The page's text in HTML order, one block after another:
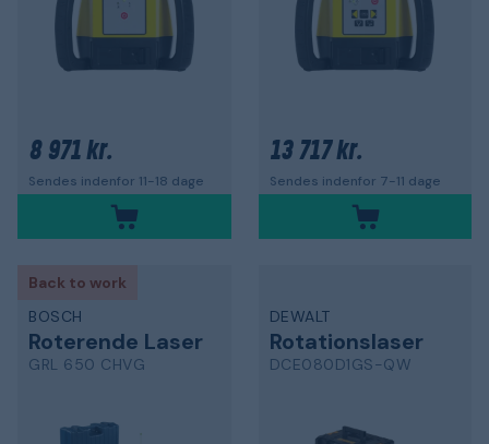
8 971 kr.
Sendes indenfor 11-18 dage
13 717 kr.
Sendes indenfor 7-11 dage
Back to work
BOSCH
Roterende Laser
GRL 650 CHVG
DEWALT
Rotationslaser
DCE080D1GS-QW